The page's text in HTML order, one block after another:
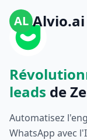
AL Alvio.ai
leads de
Automatisez
WhatsApp avec